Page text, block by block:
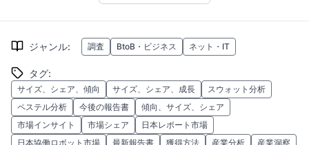
ジャンル: 調査 BtoB・ビジネス ネット・IT
タグ:
サイズ、シェア、傾向 サイズ、シェア、成長
スウォット分析
ペステル分析
今後の報告書
傾向、サイズ、シェア
市場インサイト
市場シェア
日本レポート市場
日本協働ロボット市場
最新報告書 獲得方法 産業分析
産業洞察